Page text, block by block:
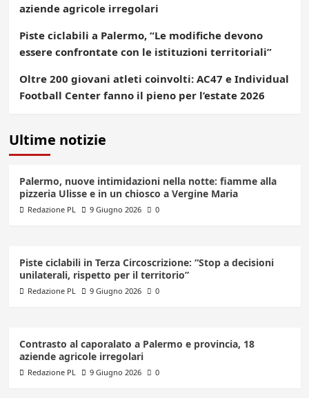
aziende agricole irregolari
Piste ciclabili a Palermo, “Le modifiche devono
essere confrontate con le istituzioni territoriali”
Oltre 200 giovani atleti coinvolti: AC47 e Individual
Football Center fanno il pieno per l’estate 2026
Ultime notizie
Palermo, nuove intimidazioni nella notte: fiamme alla
pizzeria Ulisse e in un chiosco a Vergine Maria
Redazione PL 9 Giugno 2026 0
Piste ciclabili in Terza Circoscrizione: “Stop a decisioni
unilaterali, rispetto per il territorio”
Redazione PL 9 Giugno 2026 0
Contrasto al caporalato a Palermo e provincia, 18
aziende agricole irregolari
Redazione PL 9 Giugno 2026 0